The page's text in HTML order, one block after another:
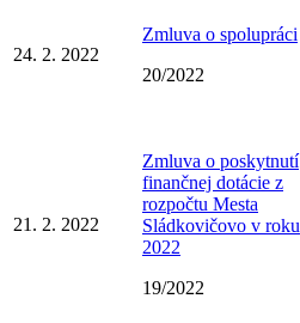
24. 2. 2022
Zmluva o spolupráci
20/2022
21. 2. 2022
Zmluva o poskytnutí
finančnej dotácie z
rozpočtu Mesta
Sládkovičovo v roku
2022
19/2022